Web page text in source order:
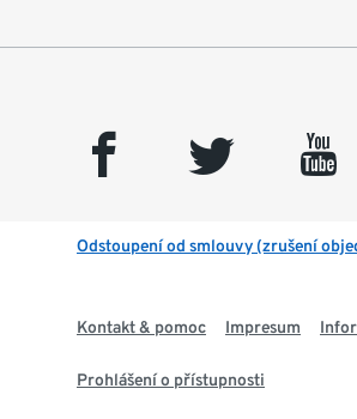
facebook twitter youtube
Odstoupení od smlouvy (zrušení
Kontakt & pomoc Impresum
Prohlášení o přístupnosti